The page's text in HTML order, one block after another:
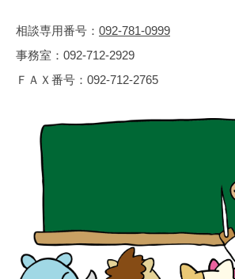
相談専用番号： 092-781-0999
事務室： 092-712-2929
ＦＡＸ番号： 092-712-2765